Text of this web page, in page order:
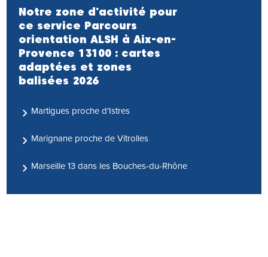
Notre zone d'activité pour
ce service Parcours
orientation ALSH à Aix-en-
Provence 13100 : cartes
adaptées et zones
balisées 2026
Martigues proche d'Istres
Marignane proche de Vitrolles
Marseille 13 dans les Bouches-du-Rhône